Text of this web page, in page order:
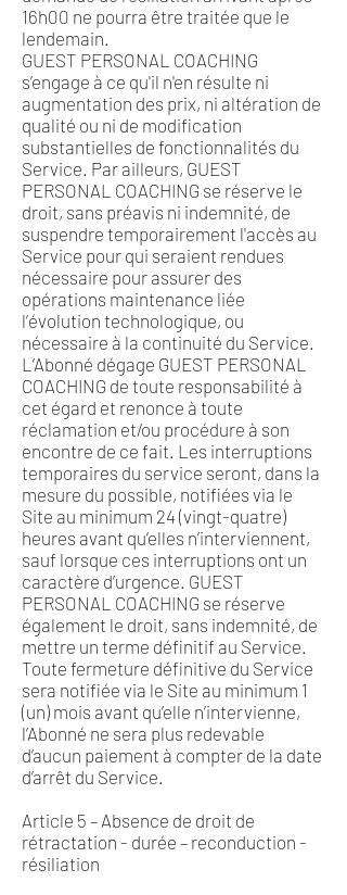
16h00 ne pourra être traitée que le
lendemain.
GUEST PERSONAL COACHING
s’engage à ce qu'il n'en résulte ni
augmentation des prix, ni altération de
qualité ou ni de modification
substantielles de fonctionnalités du
Service. Par ailleurs, GUEST
PERSONAL COACHING se réserve le
droit, sans préavis ni indemnité, de
suspendre temporairement l'accès au
Service pour qui seraient rendues
nécessaire pour assurer des
opérations maintenance liée
l’évolution technologique, ou
nécessaire à la continuité du Service.
L’Abonné dégage GUEST PERSONAL
COACHING de toute responsabilité à
cet égard et renonce à toute
réclamation et/ou procédure à son
encontre de ce fait. Les interruptions
temporaires du service seront, dans la
mesure du possible, notifiées via le
Site au minimum 24 (vingt-quatre)
heures avant qu’elles n’interviennent,
sauf lorsque ces interruptions ont un
caractère d’urgence. GUEST
PERSONAL COACHING se réserve
également le droit, sans indemnité, de
mettre un terme définitif au Service.
Toute fermeture définitive du Service
sera notifiée via le Site au minimum 1
(un) mois avant qu’elle n’intervienne,
l’Abonné ne sera plus redevable
d’aucun paiement à compter de la date
d’arrêt du Service.
Article 5 – Absence de droit de
rétractation - durée – reconduction -
résiliation